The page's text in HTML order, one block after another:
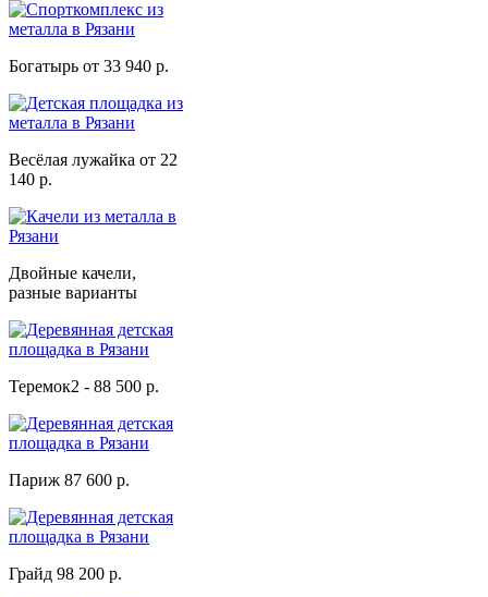
Богатырь от 33 940 р.
Весёлая лужайка от 22
140 р.
Двойные качели,
разные варианты
Теремок2 - 88 500 р.
Париж 87 600 р.
Грайд 98 200 р.